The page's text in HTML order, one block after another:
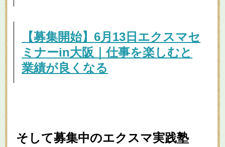
【募集開始】6月13日エクスマセ
ミナーin大阪｜仕事を楽しむと
業績が良くなる
そして募集中のエクスマ実践塾